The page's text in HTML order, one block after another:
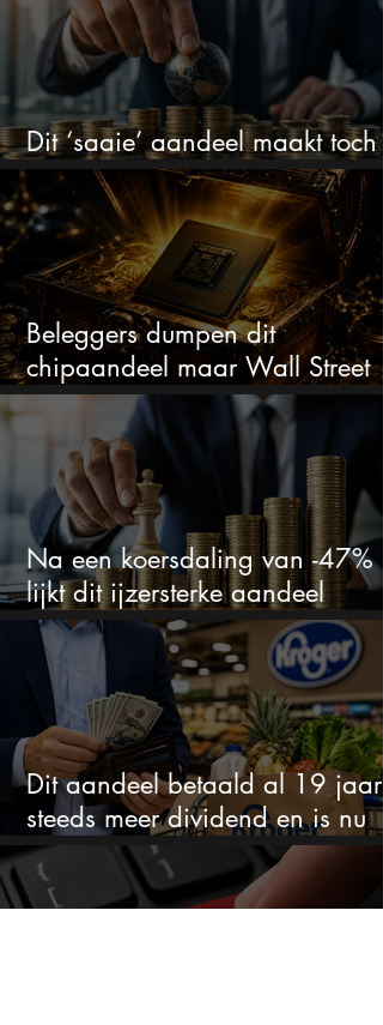
Dit ‘saaie’ aandeel maakt toch
bizar veel winst
Beleggers dumpen dit
chipaandeel maar Wall Street
ziet een zeldzame koopkans
Na een koersdaling van -47%
lijkt dit ijzersterke aandeel
aantrekkelijker dan ooit
Dit aandeel betaald al 19 jaar
steeds meer dividend en is nu
goedkoop